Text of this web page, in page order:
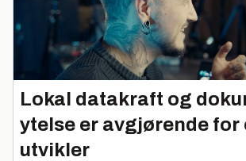
Lokal datakraft og
ytelse er avgjørende for
utvikler